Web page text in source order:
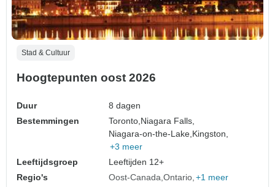
Stad & Cultuur
Hoogtepunten oost 2026
Duur
8 dagen
Bestemmingen
Toronto, Niagara Falls,
Niagara-on-the-Lake, Kingston,
+3 meer
Leeftijdsgroep
Leeftijden 12+
Regio's
Oost-Canada Ontario +1 meer